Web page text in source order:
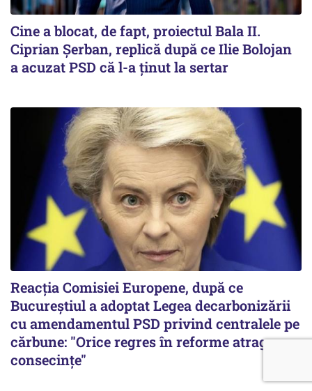
Cine a blocat, de fapt, proiectul Bala II.
Ciprian Șerban, replică după ce Ilie Bolojan
a acuzat PSD că l-a ținut la sertar
Reacția Comisiei Europene, după ce
Bucureștiul a adoptat Legea decarbonizării
cu amendamentul PSD privind centralele pe
cărbune: "Orice regres în reforme atrage
consecințe"